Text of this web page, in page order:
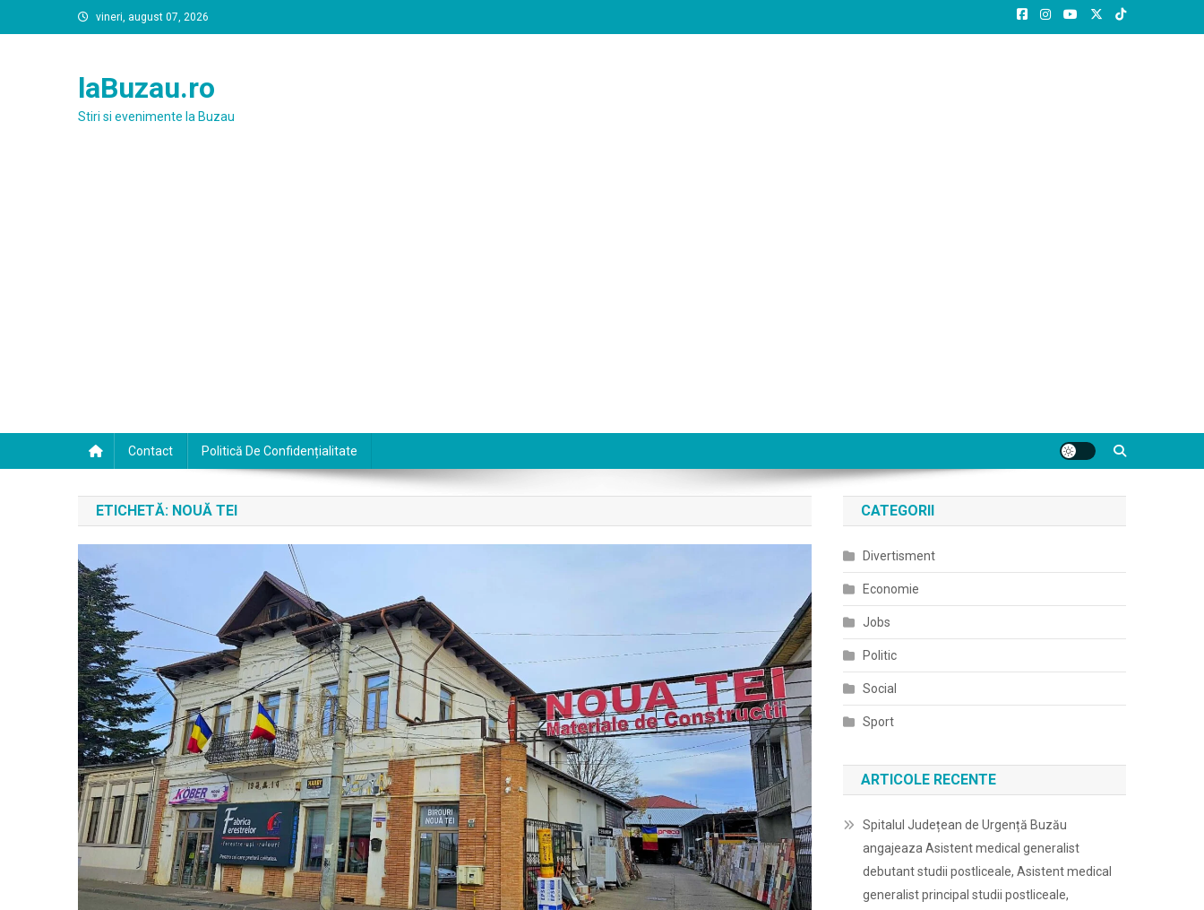
to
vineri, august 07, 2026
laBuzau.ro
Stiri si evenimente la Buzau
Contact Politică De Confidențialitate
ETICHETĂ: NOUĂ TEI CATEGORII
Divertisment
Economie
Jobs
Politic
Social
Sport
ARTICOLE RECENTE
Spitalul Județean de Urgență Buzău
angajeaza Asistent medical generalist
debutant studii postliceale, Asistent medical
generalist principal studii postliceale,